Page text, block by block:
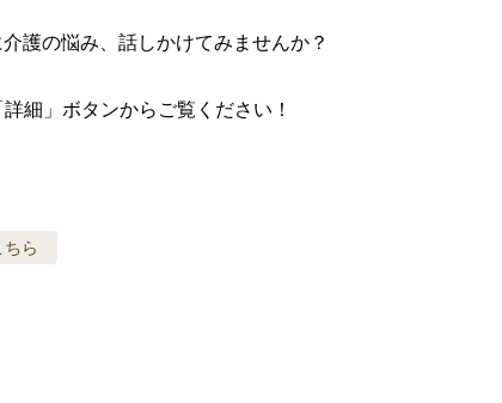
護の悩み、話しかけてみませんか？
細」ボタンからご覧ください！
ら